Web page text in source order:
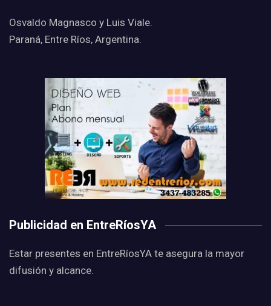
Osvaldo Magnasco y Luis Viale.
Paraná, Entre Ríos, Argentina.
Publicidad en EntreRíosYA
Estar presentes en EntreRíosYA te asegura la mayor
difusión y alcance.